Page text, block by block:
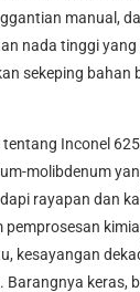
manual,
nada tinggi
sekeping bahan
tentang Inconel
molibdenum
rayapan dan
pemprosesan
kesayangan
Barangnya keras,